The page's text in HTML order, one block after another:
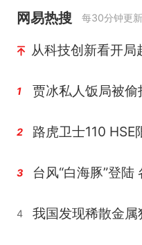
网易热搜 每30分钟更新
从科技创新看开局
1 贾冰私人饭局被偷
2 路虎卫士110 HSE
3
4